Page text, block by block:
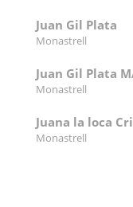
Juan Gil Plata
Monastrell
Juan Gil Plata
Monastrell
Juana la loca
Monastrell